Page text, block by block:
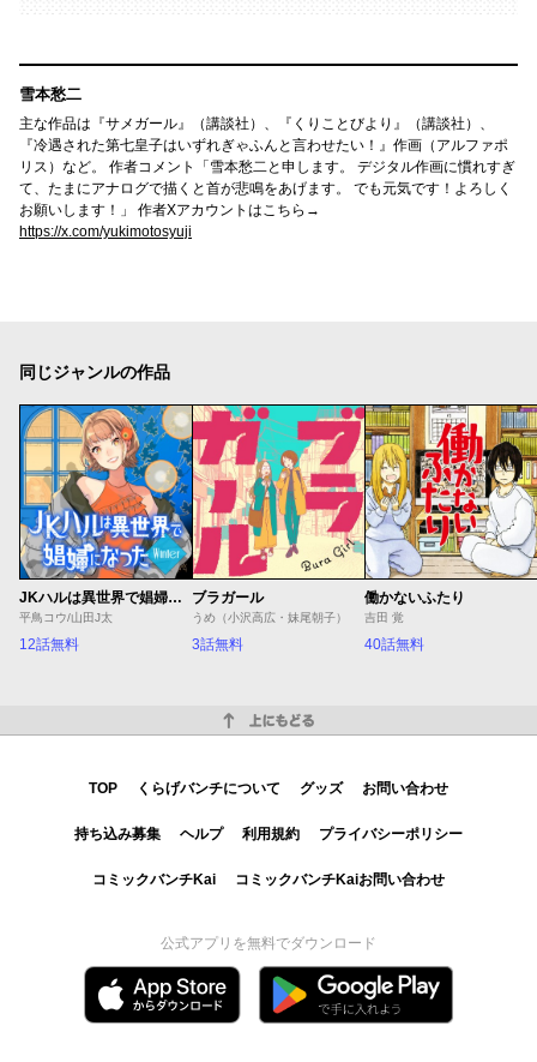
雪本愁二
主な作品は『サメガール』（講談社）、『くりことびより』（講談社）、
『冷遇された第七皇子はいずれぎゃふんと言わせたい！』作画（アルファポ
リス）など。 作者コメント「雪本愁二と申します。 デジタル作画に慣れすぎ
て、たまにアナログで描くと首が悲鳴をあげます。 でも元気です！よろしく
お願いします！」 作者Xアカウントはこちら→
https://x.com/yukimotosyuji
同じジャンルの作品
JKハルは異世界で娼婦になった Winter
平鳥コウ/山田J太
12話無料
ブラガール
うめ（小沢高広・妹尾朝子）
3話無料
働かないふたり
吉田 覚
40話無料
TOP くらげバンチについて グッズ お問い合わせ
持ち込み募集 ヘルプ 利用規約 プライバシーポリシー
コミックバンチKai コミックバンチKaiお問い合わせ
公式アプリを無料でダウンロード